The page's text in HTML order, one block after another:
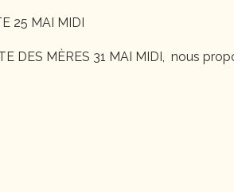
25 MAI MIDI
DES MÈRES 31 MAI MIDI, nous